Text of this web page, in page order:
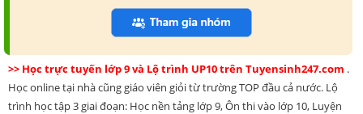
>> Học trực tuyến lớp 9 và Lộ trình UP10 trên Tuyensinh247.com .
Học online tại nhà cũng giáo viên giỏi từ trường TOP đầu cả nước. Lộ
trình học tập 3 giai đoạn: Học nền tảng lớp 9, Ôn thi vào lớp 10, Luyện